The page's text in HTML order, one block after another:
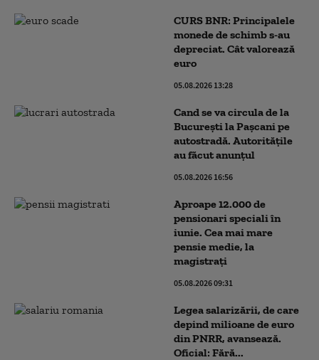
CURS BNR: Principalele
monede de schimb s-au
depreciat. Cât valorează
euro
05.08.2026 13:28
Cand se va circula de la
București la Pașcani pe
autostradă. Autoritățile
au făcut anunțul
05.08.2026 16:56
Aproape 12.000 de
pensionari speciali în
iunie. Cea mai mare
pensie medie, la
magistrați
05.08.2026 09:31
Legea salarizării, de care
depind milioane de euro
din PNRR, avansează.
Oficial: Fără...